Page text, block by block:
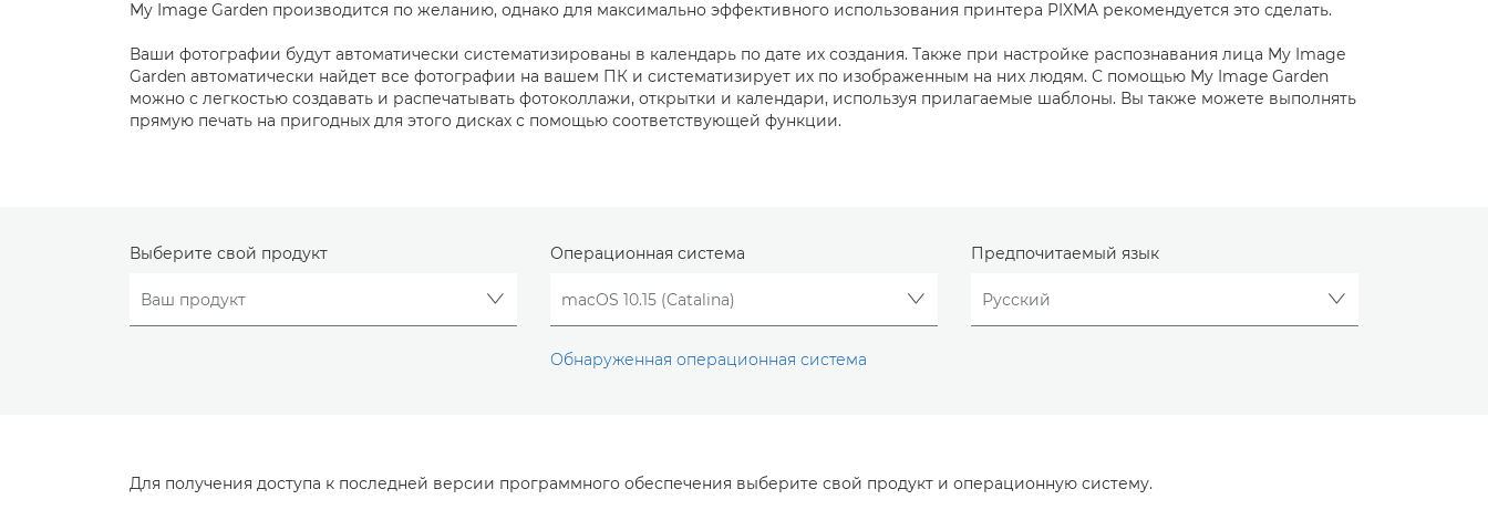
My Image Garden производится по желанию, однако для максимально эффективного использования принтера PIXMA рекомендуется это сделать.
Ваши фотографии будут автоматически систематизированы в календарь по дате их создания. Также при настройке распознавания лица My Image
Garden автоматически найдет все фотографии на вашем ПК и систематизирует их по изображенным на них людям. С помощью My Image Garden
можно с легкостью создавать и распечатывать фотоколлажи, открытки и календари, используя прилагаемые шаблоны. Вы также можете выполнять
прямую печать на пригодных для этого дисках с помощью соответствующей функции.
Выберите свой продукт Операционная система
Обнаруженная операционная система
Предпочитаемый язык
Для получения доступа к последней версии программного обеспечения выберите свой продукт и операционную систему.